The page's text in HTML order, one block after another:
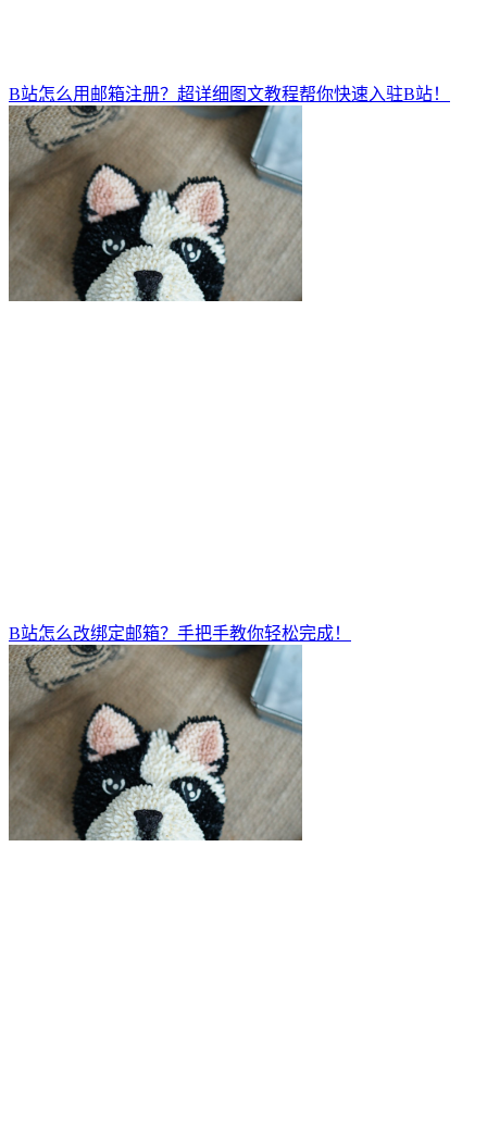
B站怎么用邮箱注册？超详细图文教程帮你快速入驻B站！
B站怎么改绑定邮箱？手把手教你轻松完成！